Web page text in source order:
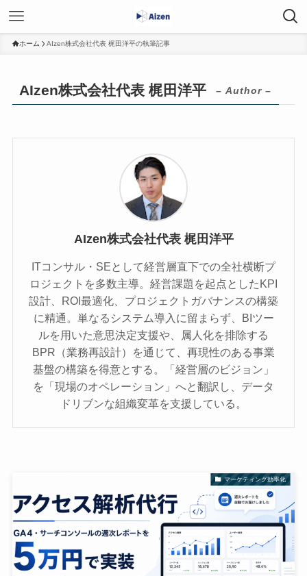
ホーム AIzen株式会社代表 梶田洋平の執筆記事
AIzen株式会社代表 梶田洋平 – Author –
AIzen株式会社代表 梶田洋平
ITコンサル・SEとして経営層直下での全社横断プ
ロジェクトを多数主導。経営課題を起点としたKPI
設計、ROI最適化、プロジェクトガバナンスの構築
に精通。単なるシステム導入に留まらず、BIツー
ルを用いた意思決定支援や、属人化を排除する
BPR（業務再設計）を通じて、再現性のある事業
基盤の構築を得意とする。「経営層のビジョン」
を「現場のオペレーション」へと翻訳し、データ
ドリブンな組織変革を支援している。
マーケティング効率化